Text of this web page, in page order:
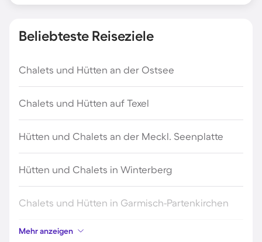
Beliebteste Reiseziele
Chalets und Hütten an der Ostsee
Chalets und Hütten auf Texel
Hütten und Chalets an der Meckl. Seenplatte
Hütten und Chalets in Winterberg
Chalets und Hütten in Garmisch-Partenkirchen
Chalets und Hütten in Sölden
Mehr anzeigen